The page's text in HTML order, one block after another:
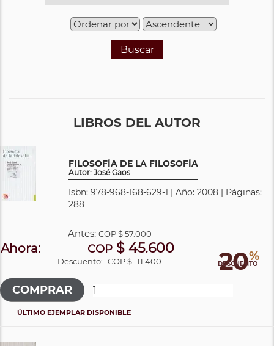
Buscar
LIBROS DEL AUTOR
FILOSOFÍA DE LA FILOSOFÍA
Autor: José Gaos
Isbn: 978-968-168-629-1 | Año: 2008 | Páginas:
288
20%
DESCUENTO
Antes: COP$ 57.000
Ahora: COP $ 45.600
Descuento: COP $ -11.400
ÚLTIMO EJEMPLAR DISPONIBLE